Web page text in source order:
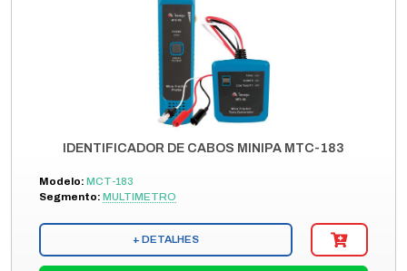
IDENTIFICADOR DE CABOS MINIPA MTC-183
Modelo: MCT-183
Segmento: MULTIMETRO
+ DETALHES